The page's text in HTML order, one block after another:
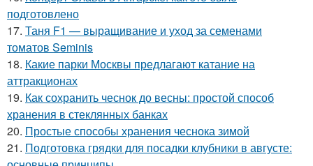
подготовлено
17. Таня F1 — выращивание и уход за семенами
томатов Seminis
18. Какие парки Москвы предлагают катание на
аттракционах
19. Как сохранить чеснок до весны: простой способ
хранения в стеклянных банках
20. Простые способы хранения чеснока зимой
21. Подготовка грядки для посадки клубники в августе: